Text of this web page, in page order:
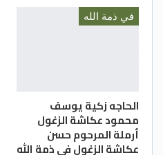
في ذمة الله
الحاجه زكية يوسف
محمود عكاشة الزغول
أرملة المرحوم حسن
عكاشة الزغول في ذمة الله